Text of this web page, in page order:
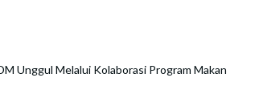
Unggul Melalui Kolaborasi Program Makan